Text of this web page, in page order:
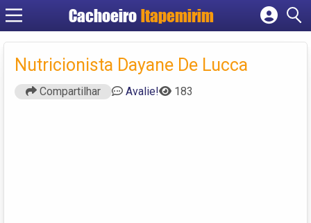
Cachoeiro Itapemirim
Cadastrar empresa
Criar conta
Nutricionista Dayane De Lucca
Compartilhar Avalie! 183